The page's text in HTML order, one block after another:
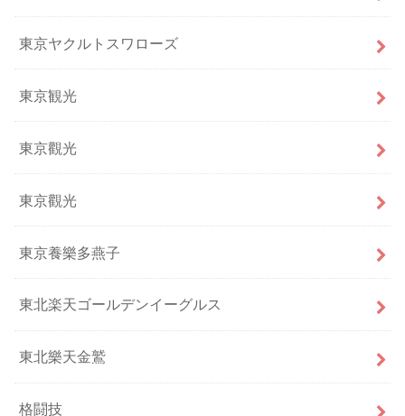
東京ヤクルトスワローズ
東京観光
東京觀光
東京觀光
東京養樂多燕子
東北楽天ゴールデンイーグルス
東北樂天金鷲
格闘技